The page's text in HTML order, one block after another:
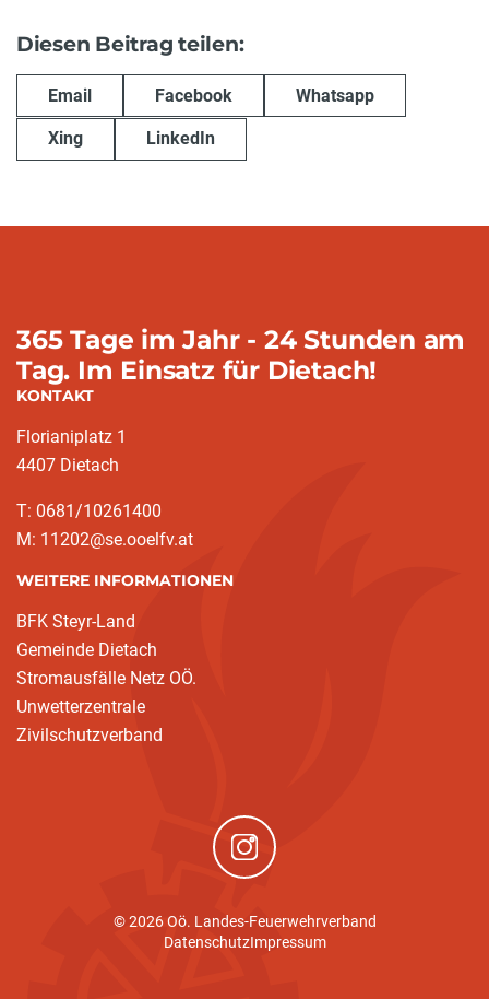
Diesen Beitrag teilen:
Email Facebook Whatsapp
Xing LinkedIn
365 Tage im Jahr - 24 Stunden am
Tag. Im Einsatz für Dietach!
KONTAKT
Florianiplatz 1
4407 Dietach
T: 0681/10261400
M: 11202@se.ooelfv.at
WEITERE INFORMATIONEN
BFK Steyr-Land
Gemeinde Dietach
Stromausfälle Netz OÖ.
Unwetterzentrale
Zivilschutzverband
(neues Fenster)
© 2026 Oö. Landes-Feuerwehrverband
DatenschutzImpressum